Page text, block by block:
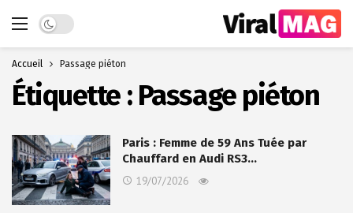
Dark mode
Accueil Passage piéton
Étiquette : Passage piéton
Paris : Femme de 59 Ans Tuée par
Chauffard en Audi RS3…
19/07/2026